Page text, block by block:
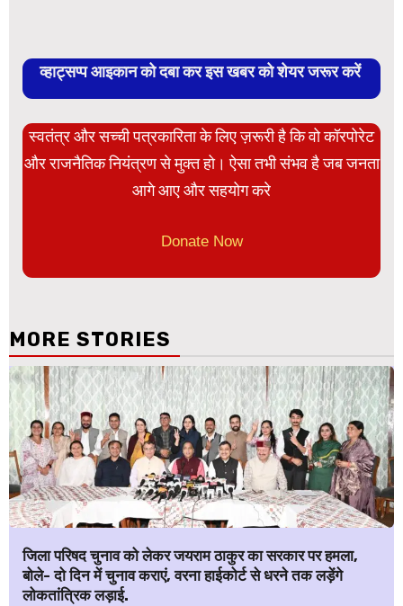
व्हाट्सप्प आइकान को दबा कर इस खबर को शेयर जरूर करें
स्वतंत्र और सच्ची पत्रकारिता के लिए ज़रूरी है कि वो कॉरपोरेट
और राजनैतिक नियंत्रण से मुक्त हो। ऐसा तभी संभव है जब जनता
आगे आए और सहयोग करे
Donate Now
MORE STORIES
जिला परिषद चुनाव को लेकर जयराम ठाकुर का सरकार पर हमला,
बोले- दो दिन में चुनाव कराएं, वरना हाईकोर्ट से धरने तक लड़ेंगे
लोकतांत्रिक लड़ाई.